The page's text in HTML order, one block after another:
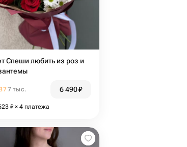
Спеши любить из роз и
7 тыс. 6 490₽
₽ × 4 платежа